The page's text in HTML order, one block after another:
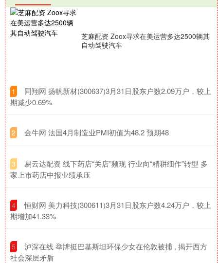
芝麻配资 Zoox寻求在美运营多达2500辆其
自动驾驶汽车
1
​同翔网 扬帆新材(300637)3月31日股东户数2.09万户，较上
期减少0.69%
2 ​金牛网 法国4月制造业PMI初值为48.2 预期48
3
​易云达配资 线下药店“关店”频现 行业向“精耕细作”转型 多
家上市药店中报业绩承压
4
​恒财网 美力科技(300611)3月31日股东户数4.24万户，较上
期增加41.33%
5
​泸深在线 举牌挺巴基斯坦环保少女在伦敦被捕 , 揭开西方
社会深层矛盾